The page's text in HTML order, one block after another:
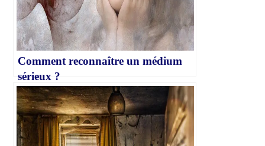
Comment reconnaître un médium
sérieux ?